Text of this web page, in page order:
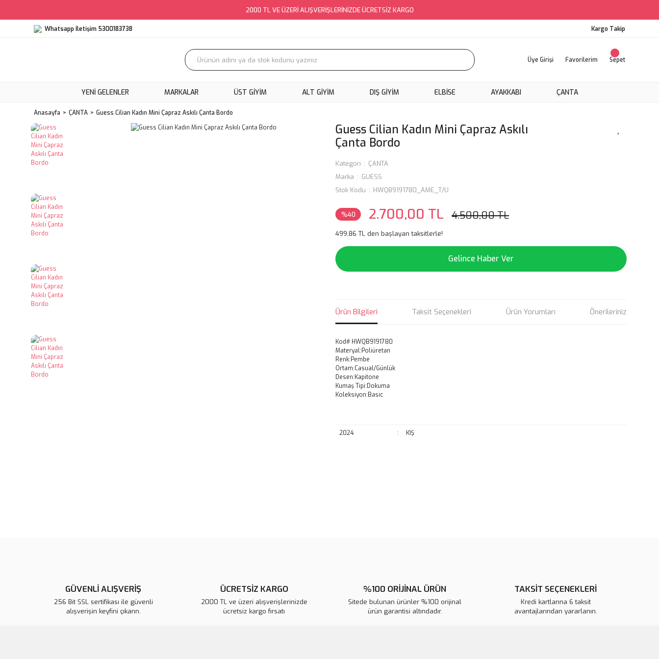
2000 TL VE ÜZERİ ALIŞVERİŞLERİNİZDE ÜCRETSİZ KARGO
Whatsapp İletişim 5300183738 Kargo Takip
Üye Girişi Favorilerim Sepet
YENI GELENLER MARKALAR ÜST GİYİM ALT GİYİM DIŞ GİYİM ELBİSE AYAKKABI ÇANTA
Anasayfa ÇANTA Guess Cilian Kadın Mini Çapraz Askılı Çanta Bordo
Guess Cilian Kadın Mini Çapraz Askılı
Çanta Bordo
Kategori
ÇANTA
Marka
GUESS
Stok Kodu
HWQB9191780_AME_T/U
%40 2.700,00 TL 4.500,00 TL
499,86 TL den başlayan taksitlerle!
Gelince Haber Ver
Ürün Bilgileri Taksit Seçenekleri Ürün Yorumları Önerileriniz
Kod# HWQB9191780
Materyal:Poliüretan
Renk:Pembe
Ortam:Casual/Günlük
Desen:Kapitone
Kumaş Tipi:Dokuma
Koleksiyon:Basic
2024 : KIŞ
GÜVENLİ ALIŞVERİŞ
256 Bit SSL sertifikası ile güvenli
alışverişin keyfini çıkarın.
ÜCRETSİZ KARGO
2000 TL ve üzeri alışverişlerinizde
ücretsiz kargo fırsatı
%100 ORİJİNAL ÜRÜN
Sitede bulunan ürünler %100 orijinal
ürün garantisi altındadır.
TAKSİT SEÇENEKLERİ
Kredi kartlarına 6 taksit
avantajlarından yararlanın.